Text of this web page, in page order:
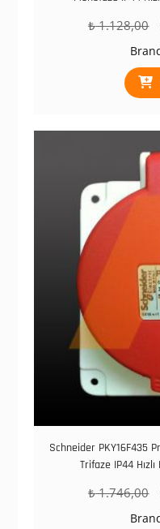
₺1.128,00
Schneider PKY16F435
Trifaze IP44
₺1.746,00